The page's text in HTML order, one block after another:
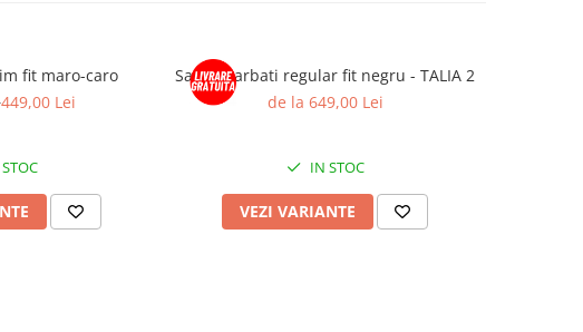
fit maro-caro
449,00 Lei
Sacou barbati regular fit negru - TALIA 2
de la 649,00 Lei
IN STOC
VEZI VARIANTE